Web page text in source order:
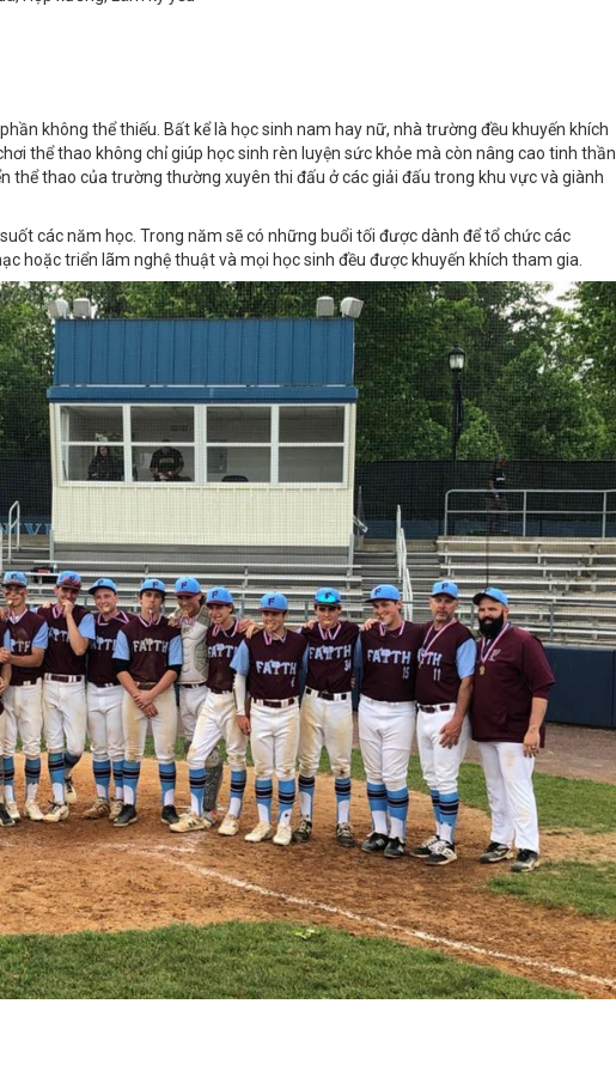
không thể thiếu. Bất kể là học sinh nam hay nữ, nhà trường đều khuyến khích
thể thao không chỉ giúp học sinh rèn luyện sức khỏe mà còn nâng cao tinh thần
thể thao của trường thường xuyên thi đấu ở các giải đấu trong khu vực và giành
các năm học. Trong năm sẽ có những buổi tối được dành để tổ chức các
hoặc triển lãm nghệ thuật và mọi học sinh đều được khuyến khích tham gia.